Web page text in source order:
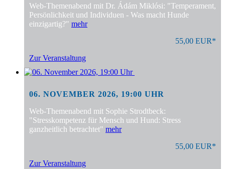
Web-Themenabend mit Dr. Ádám Miklósi: "Temperament,
Persönlichkeit und Individuen - Was macht Hunde
einzigartig?" mehr
55,00 EUR*
Zur Veranstaltung
06. NOVEMBER 2026, 19:00 UHR
Web-Themenabend mit Sophie Strodtbeck:
"Stresskompetenz für Mensch und Hund: Stress
ganzheitlich betrachtet" mehr
55,00 EUR*
Zur Veranstaltung